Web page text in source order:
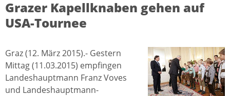
Grazer Kapellknaben gehen auf
USA-Tournee
Graz (12. März 2015).- Gestern
Mittag (11.03.2015) empfingen
Landeshauptmann Franz Voves
und Landeshauptmann-